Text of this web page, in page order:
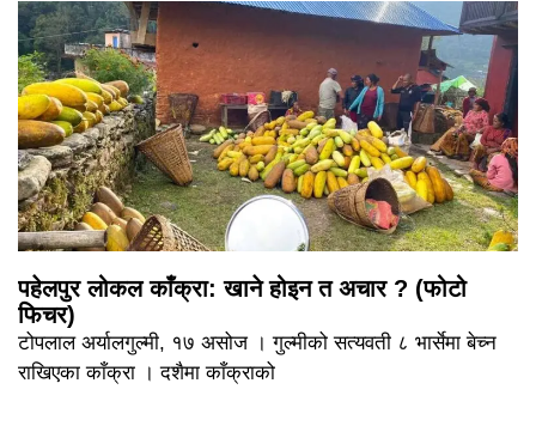
पहेलपुर लोकल काँक्रा: खाने होइन त अचार ? (फोटो
फिचर)
टोपलाल अर्यालगुल्मी, १७ असोज । गुल्मीको सत्यवती ८ भार्सेमा बेच्न
राखिएका काँक्रा । दशैमा काँक्राको